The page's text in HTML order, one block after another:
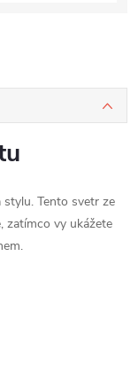
Tento svetr ze
zatímco vy ukážete